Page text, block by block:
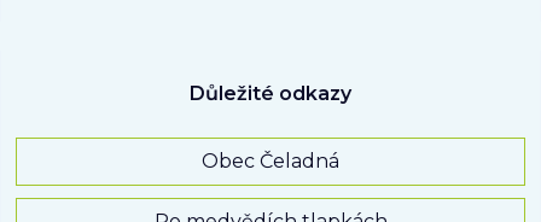
Důležité odkazy
Obec Čeladná